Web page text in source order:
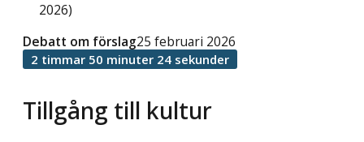
2026)
Tillgång till kultur
Debatt om förslag25 februari 2026
2 timmar 50 minuter 24 sekunder